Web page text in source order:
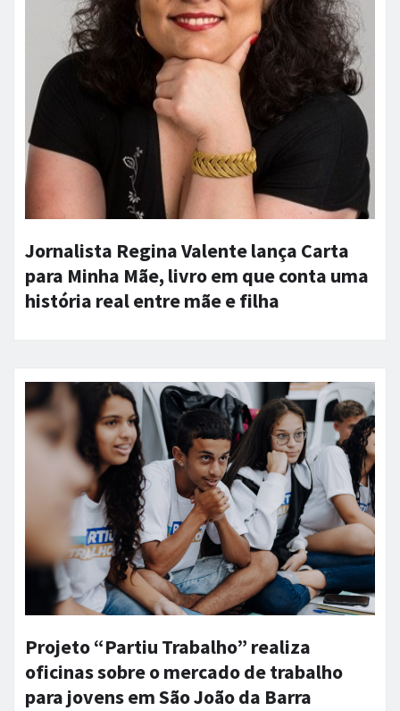
Jornalista Regina Valente lança Carta
para Minha Mãe, livro em que conta uma
história real entre mãe e filha
Projeto “Partiu Trabalho” realiza
oficinas sobre o mercado de trabalho
para jovens em São João da Barra